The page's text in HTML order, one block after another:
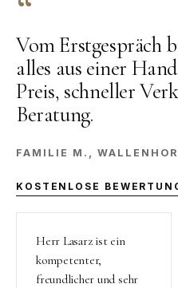
Vom Erstgespräch
alles aus einer
Preis, schneller
Beratung.
FAMILIE M.,
KOSTENLOSE
Herr Lasarz ist ein
kompetenter,
freundlicher und sehr